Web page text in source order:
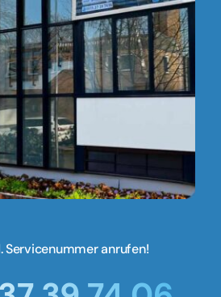
Servicenummer anrufen!